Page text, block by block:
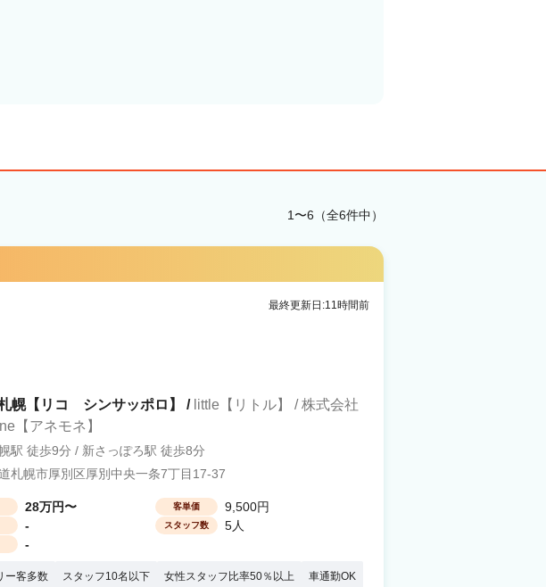
1〜6（全6件中）
最終更新日:11時間前
幌【リコ シンサッポロ】 / little【リトル】 / 株式会社
【アネモネ】
駅 徒歩9分 / 新さっぽろ駅 徒歩8分
札幌市厚別区厚別中央一条7丁目17-37
28万円〜 客単価 9,500円
- スタッフ数 5人
-
ー客多数 スタッフ10名以下 女性スタッフ比率50％以上 車通勤OK